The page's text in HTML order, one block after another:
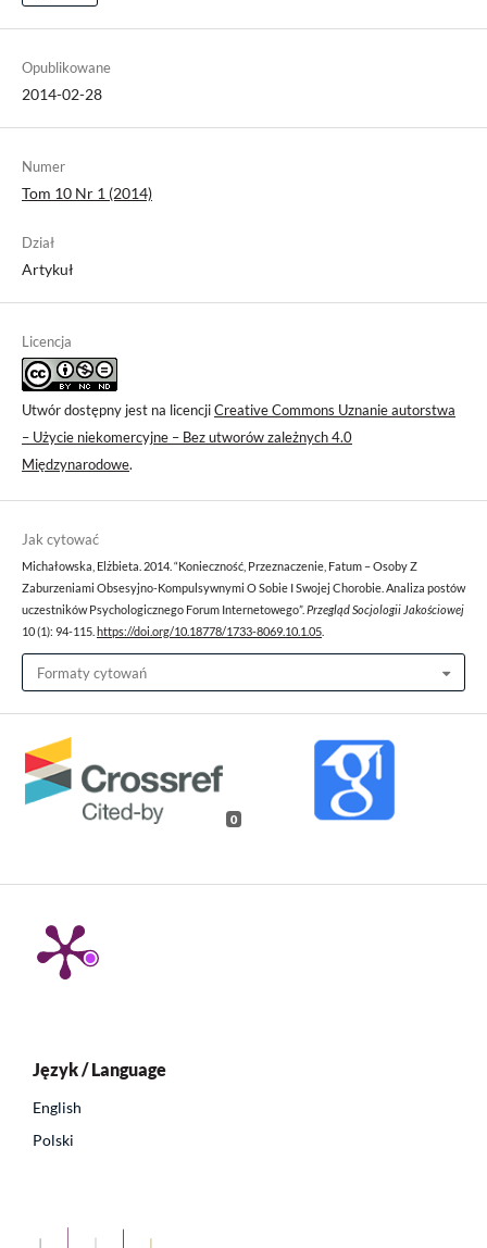
Opublikowane
2014-02-28
Numer
Tom 10 Nr 1 (2014)
Dział
Artykuł
Licencja
Utwór dostępny jest na licencjiCreative Commons Uznanie autorstwa
– Użycie niekomercyjne – Bez utworów zależnych 4.0
Międzynarodowe.
Jak cytować
Michałowska, Elżbieta. 2014. “Konieczność, Przeznaczenie, Fatum – Osoby Z
Zaburzeniami Obsesyjno-Kompulsywnymi O Sobie I Swojej Chorobie. Analiza postów
uczestników Psychologicznego Forum Internetowego”. Przegląd Socjologii Jakościowej
10 (1): 94-115. https://doi.org/10.18778/1733-8069.10.1.05
Formaty cytowań
0
Język / Language
English
Polski